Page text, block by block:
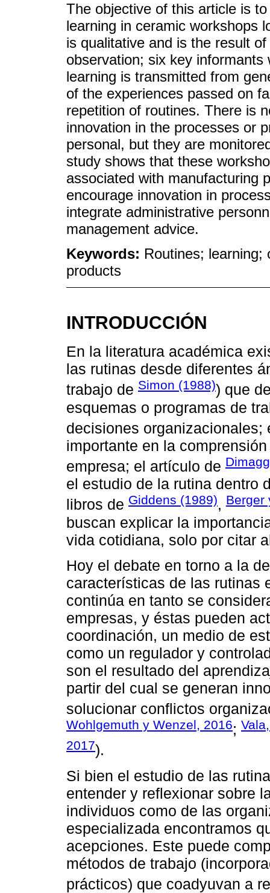
The objective of this article is
learning in ceramic workshops
is qualitative and is the result
observation; six key
learning is transmitted from
of the experiences passed on
repetition of routines. There is
innovation in the processes or
personal, but they are
study shows that these
associated with manufacturing
encourage innovation in
integrate administrative
management advice.
Keywords: Routines; learning;
products
INTRODUCCIÓN
En la literatura académica
las rutinas desde diferentes
trabajo de Simon (1988)) que
esquemas o programas de
decisiones
importante en la
empresa; el artículo de
el estudio de la rutina dentro
libros de Giddens (1989), Berger
buscan explicar la
vida cotidiana, solo por citar
Hoy el debate en torno a la
características de las rutinas
continúa en tanto se
empresas, y éstas pueden
coordinación, un medio de
como un regulador y
son el resultado del
partir del cual se generan
solucionar conflictos
Wohlgemuth y Wenzel, 2016;
2017).
Si bien el estudio de las
entender y reflexionar sobre
individuos como de las
especializada encontramos
acepciones. Este puede
métodos de trabajo
prácticos) que coadyuvan a